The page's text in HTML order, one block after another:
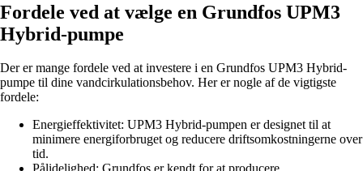
Fordele ved at vælge en Grundfos UPM3
Hybrid-pumpe
Der er mange fordele ved at investere i en Grundfos UPM3 Hybrid-
pumpe til dine vandcirkulationsbehov. Her er nogle af de vigtigste
fordele:
Energieffektivitet: UPM3 Hybrid-pumpen er designet til at
minimere energiforbruget og reducere driftsomkostningerne over
tid.